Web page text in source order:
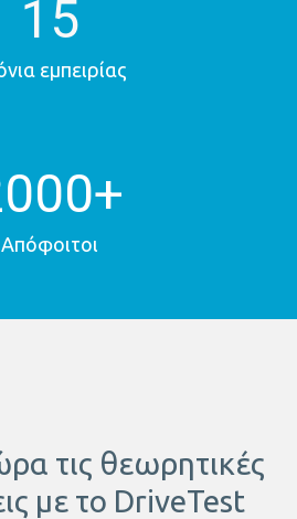
15
εμπειρίας
+
Απόφοιτοι
τις θεωρητικές
με το DriveTest